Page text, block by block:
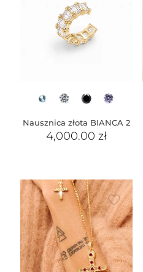
Nausznica złota BIANCA 2
4,000.00zł